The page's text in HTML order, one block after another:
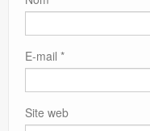
E-mail *
Site web